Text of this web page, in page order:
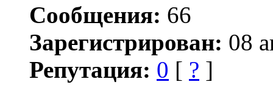
Сообщения: 66
Зарегистрирован: 08
Репутация: 0 [ ? ]